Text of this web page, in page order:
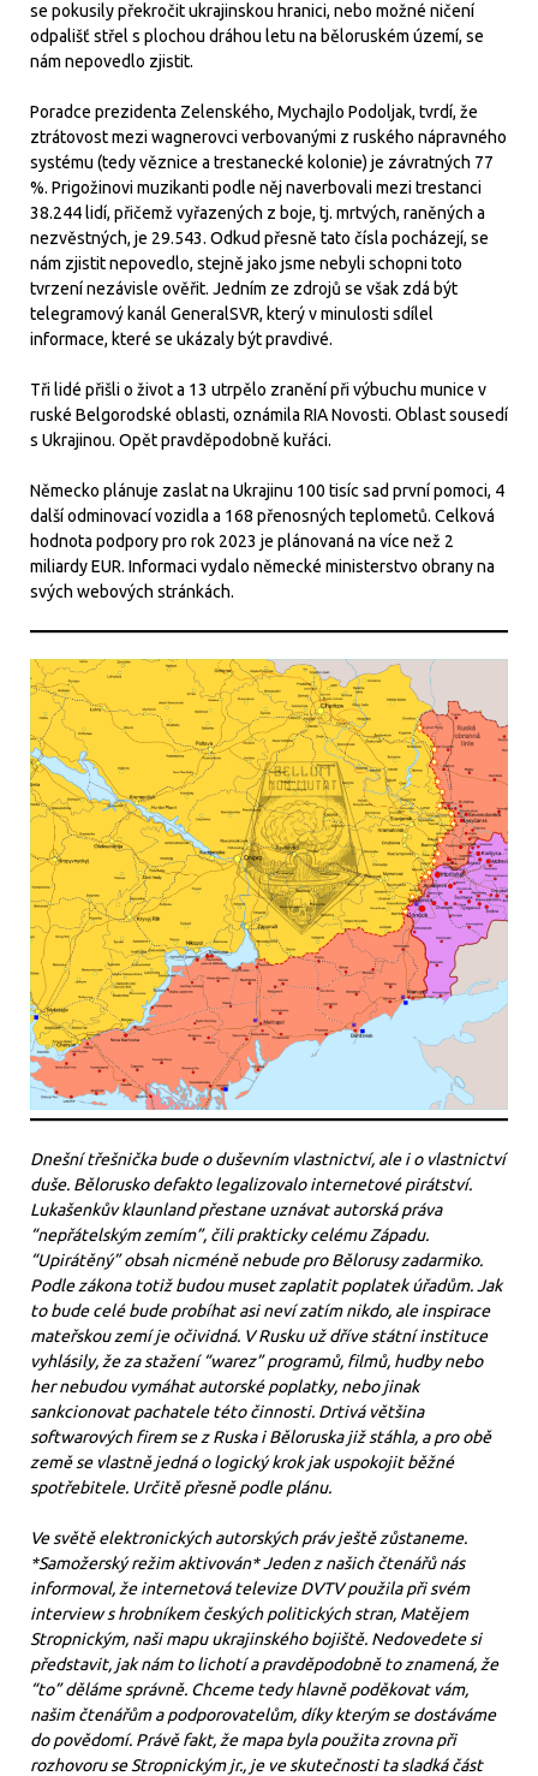
se pokusily překročit ukrajinskou hranici, nebo možné ničení
odpališť střel s plochou dráhou letu na běloruském území, se
nám nepovedlo zjistit.
Poradce prezidenta Zelenského, Mychajlo Podoljak, tvrdí, že
ztrátovost mezi wagnerovci verbovanými z ruského nápravného
systému (tedy věznice a trestanecké kolonie) je závratných 77
%. Prigožinovi muzikanti podle něj naverbovali mezi trestanci
38.244 lidí, přičemž vyřazených z boje, tj. mrtvých, raněných a
nezvěstných, je 29.543. Odkud přesně tato čísla pocházejí, se
nám zjistit nepovedlo, stejně jako jsme nebyli schopni toto
tvrzení nezávisle ověřit. Jedním ze zdrojů se však zdá být
telegramový kanál GeneralSVR, který v minulosti sdílel
informace, které se ukázaly být pravdivé.
Tři lidé přišli o život a 13 utrpělo zranění při výbuchu munice v
ruské Belgorodské oblasti, oznámila RIA Novosti. Oblast sousedí
s Ukrajinou. Opět pravděpodobně kuřáci.
Německo plánuje zaslat na Ukrajinu 100 tisíc sad první pomoci, 4
další odminovací vozidla a 168 přenosných teplometů. Celková
hodnota podpory pro rok 2023 je plánovaná na více než 2
miliardy EUR. Informaci vydalo německé ministerstvo obrany na
svých webových stránkách.
Dnešní třešnička bude o duševním vlastnictví, ale i o vlastnictví
duše. Bělorusko defakto legalizovalo internetové pirátství.
Lukašenkův klaunland přestane uznávat autorská práva
“nepřátelským zemím”, čili prakticky celému Západu.
“Upirátěný” obsah nicméně nebude pro Bělorusy zadarmiko.
Podle zákona totiž budou muset zaplatit poplatek úřadům. Jak
to bude celé bude probíhat asi neví zatím nikdo, ale inspirace
mateřskou zemí je očividná. V Rusku už dříve státní instituce
vyhlásily, že za stažení “warez” programů, filmů, hudby nebo
her nebudou vymáhat autorské poplatky, nebo jinak
sankcionovat pachatele této činnosti. Drtivá většina
softwarových firem se z Ruska i Běloruska již stáhla, a pro obě
země se vlastně jedná o logický krok jak uspokojit běžné
spotřebitele. Určitě přesně podle plánu.
Ve světě elektronických autorských práv ještě zůstaneme.
*Samožerský režim aktivován* Jeden z našich čtenářů nás
informoval, že internetová televize DVTV použila při svém
interview s hrobníkem českých politických stran, Matějem
Stropnickým, naši mapu ukrajinského bojiště. Nedovedete si
představit, jak nám to lichotí a pravděpodobně to znamená, že
“to” děláme správně. Chceme tedy hlavně poděkovat vám,
našim čtenářům a podporovatelům, díky kterým se dostáváme
do povědomí. Právě fakt, že mapa byla použita zrovna při
rozhovoru se Stropnickým jr., je ve skutečnosti ta sladká část